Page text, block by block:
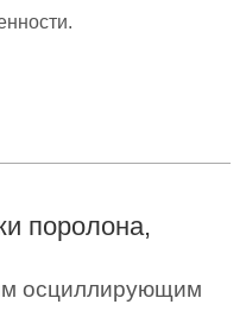
поролона,
осциллирующим